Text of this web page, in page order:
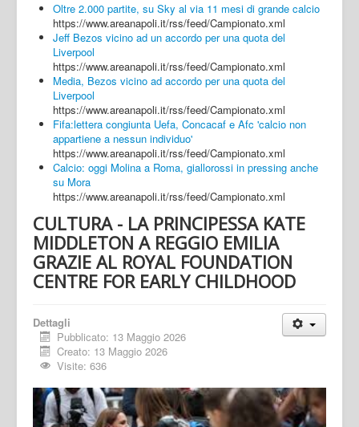
Oltre 2.000 partite, su Sky al via 11 mesi di grande calcio
https://www.areanapoli.it/rss/feed/Campionato.xml
Jeff Bezos vicino ad un accordo per una quota del
Liverpool
https://www.areanapoli.it/rss/feed/Campionato.xml
Media, Bezos vicino ad accordo per una quota del
Liverpool
https://www.areanapoli.it/rss/feed/Campionato.xml
Fifa:lettera congiunta Uefa, Concacaf e Afc 'calcio non
appartiene a nessun individuo'
https://www.areanapoli.it/rss/feed/Campionato.xml
Calcio: oggi Molina a Roma, giallorossi in pressing anche
su Mora
https://www.areanapoli.it/rss/feed/Campionato.xml
CULTURA - LA PRINCIPESSA KATE
MIDDLETON A REGGIO EMILIA
GRAZIE AL ROYAL FOUNDATION
CENTRE FOR EARLY CHILDHOOD
Dettagli
Pubblicato: 13 Maggio 2026
Creato: 13 Maggio 2026
Visite: 636